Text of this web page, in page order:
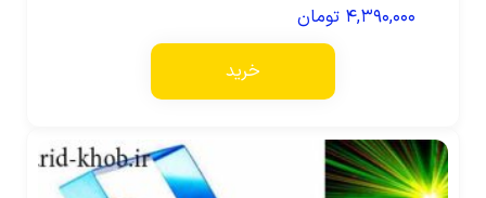
۴,۳۹۰,۰۰۰ تومان
خرید